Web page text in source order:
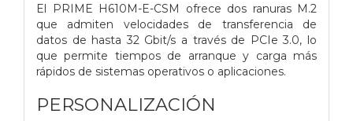
El PRIME H610M-E-CSM ofrece dos ranuras M.2
que admiten velocidades de transferencia de
datos de hasta 32 Gbit/s a través de PCIe 3.0, lo
que permite tiempos de arranque y carga más
rápidos de sistemas operativos o aplicaciones.
PERSONALIZACIÓN